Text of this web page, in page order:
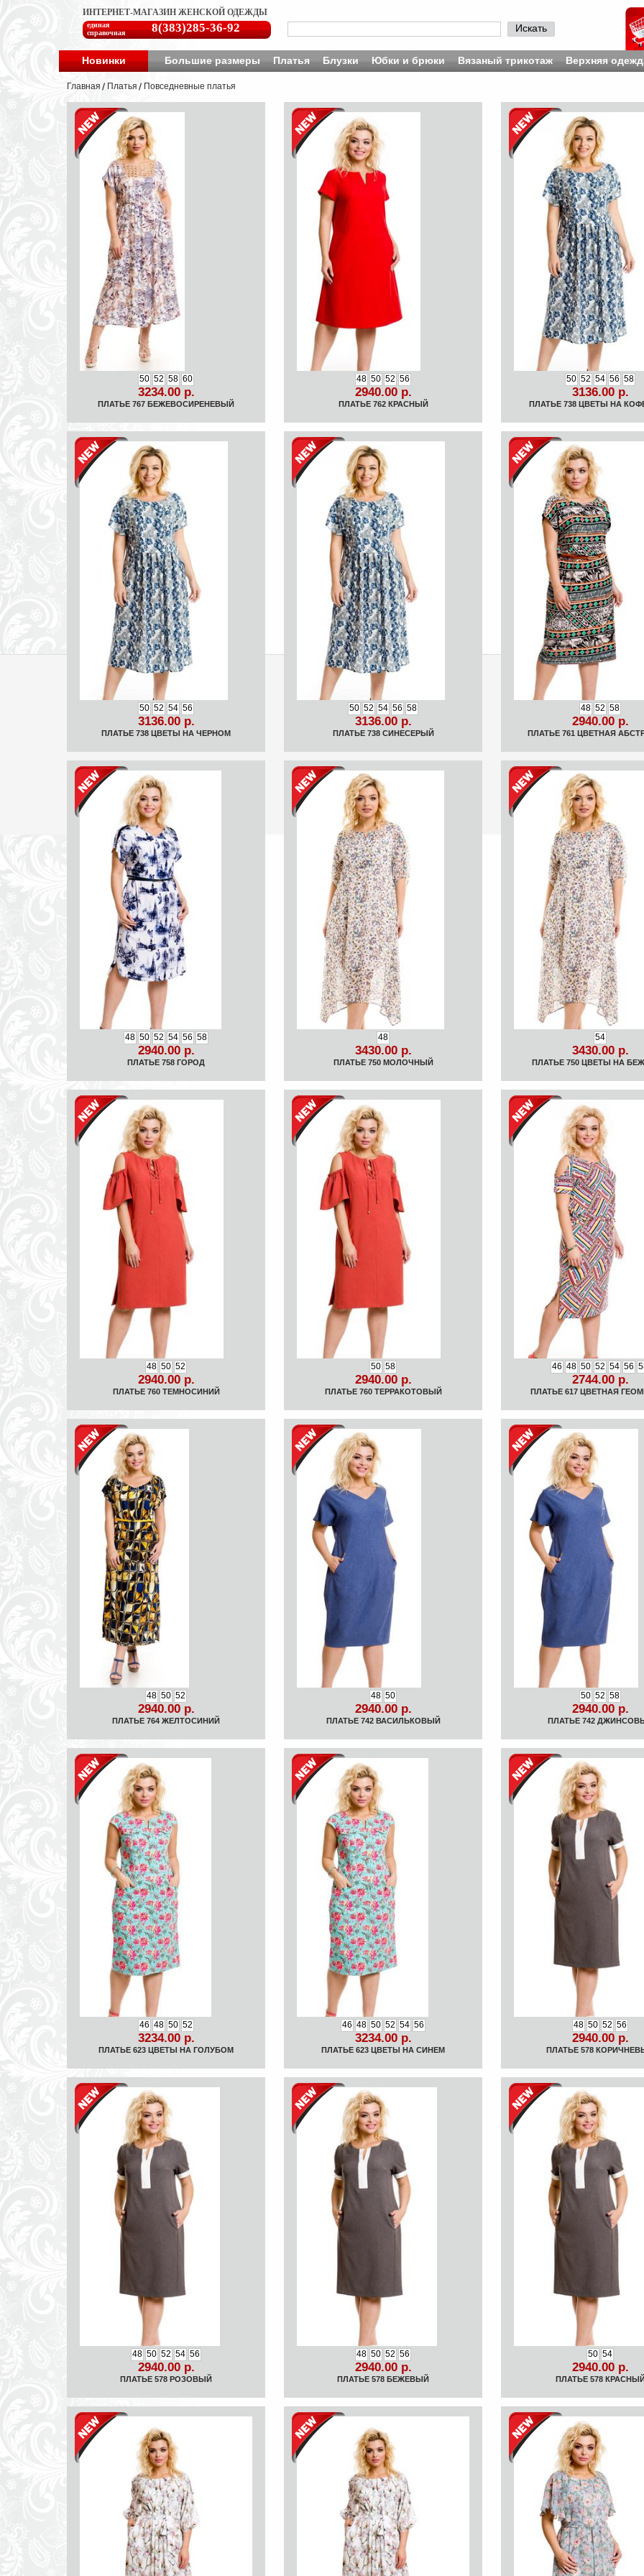
ИНТЕРНЕТ-МАГАЗИН ЖЕНСКОЙ ОДЕЖДЫ
единая
справочная
8(383)285-36-92 Искать
Новинки Большие размеры Платья Блузки Юбки и брюки Вязаный трикотаж Верхняя
Главная Платья Повседневные платья
50 52 58 60
3234.00 р.
ПЛАТЬЕ 767 БЕЖЕВОСИРЕНЕВЫЙ
48 50 52 56
2940.00 р.
ПЛАТЬЕ 762 КРАСНЫЙ
50 52 54 56 58
3136.00 р.
ПЛАТЬЕ 738 ЦВЕТЫ НА
50 52 54 56
3136.00 р.
ПЛАТЬЕ 738 ЦВЕТЫ НА ЧЕРНОМ
50 52 54 56 58
3136.00 р.
ПЛАТЬЕ 738 СИНЕСЕРЫЙ
48 52 58
2940.00 р.
ПЛАТЬЕ 761 ЦВЕТНАЯ
48 50 52 54 56 58
2940.00 р.
ПЛАТЬЕ 758 ГОРОД
48
3430.00 р.
ПЛАТЬЕ 750 МОЛОЧНЫЙ
54
3430.00 р.
ПЛАТЬЕ 750 ЦВЕТЫ НА
48 50 52
2940.00 р.
ПЛАТЬЕ 760 ТЕМНОСИНИЙ
50 58
2940.00 р.
ПЛАТЬЕ 760 ТЕРРАКОТОВЫЙ
46 48 50 52 54 56
2744.00 р.
ПЛАТЬЕ 617 ЦВЕТНАЯ
48 50 52
2940.00 р.
ПЛАТЬЕ 764 ЖЕЛТОСИНИЙ
48 50
2940.00 р.
ПЛАТЬЕ 742 ВАСИЛЬКОВЫЙ
50 52 58
2940.00 р.
ПЛАТЬЕ 742
46 48 50 52
3234.00 р.
ПЛАТЬЕ 623 ЦВЕТЫ НА ГОЛУБОМ
46 48 50 52 54 56
3234.00 р.
ПЛАТЬЕ 623 ЦВЕТЫ НА СИНЕМ
48 50 52 56
2940.00 р.
ПЛАТЬЕ 578
48 50 52 54 56
2940.00 р.
ПЛАТЬЕ 578 РОЗОВЫЙ
48 50 52 56
2940.00 р.
ПЛАТЬЕ 578 БЕЖЕВЫЙ
50 54
2940.00 р.
ПЛАТЬЕ 578